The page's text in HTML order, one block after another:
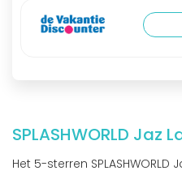
SPLASHWORLD Jaz
Het 5-sterren